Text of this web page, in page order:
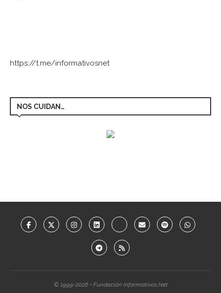
https://t.me/informativosnet
NOS CUIDAN…
© 1999-2026 • Fundación Informativos.Net